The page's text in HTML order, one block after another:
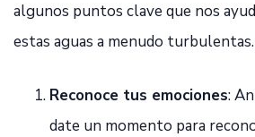
algunos puntos clave que nos
estas aguas a menudo turbulentas.
Reconoce tus emociones:
date un momento para